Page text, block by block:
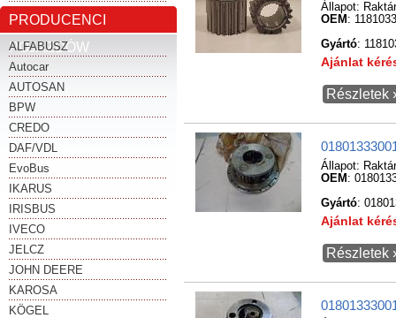
PRODUCENCI
POJAZDÓW
ALFABUSZ
Autocar
AUTOSAN
BPW
CREDO
DAF/VDL
EvoBus
IKARUS
IRISBUS
IVECO
JELCZ
JOHN DEERE
KAROSA
KÖGEL
Állapot:
OEM :
Gyártó:
Ajánlat
Részletek
Állapot:
OEM :
Gyártó:
Ajánlat
Részletek